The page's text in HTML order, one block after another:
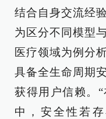
结合自身交流经
为区分不同模型
医疗领域为例分
具备全生命周期
获得用户信赖。
中，安全性若